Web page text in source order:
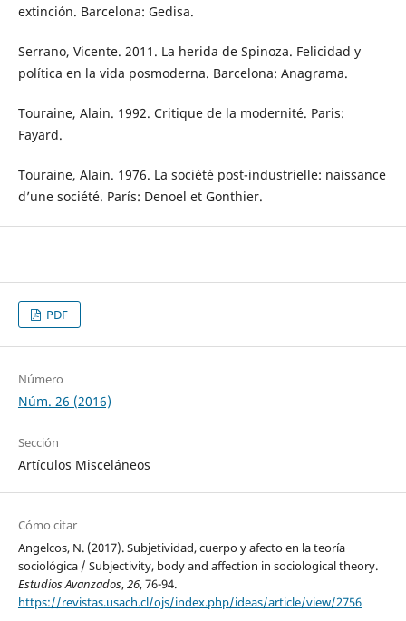
extinción. Barcelona: Gedisa.
Serrano, Vicente. 2011. La herida de Spinoza. Felicidad y
política en la vida posmoderna. Barcelona: Anagrama.
Touraine, Alain. 1992. Critique de la modernité. Paris:
Fayard.
Touraine, Alain. 1976. La société post-industrielle: naissance
d’une société. París: Denoel et Gonthier.
PDF
Número
Núm. 26 (2016)
Sección
Artículos Misceláneos
Cómo citar
Angelcos, N. (2017). Subjetividad, cuerpo y afecto en la teoría
sociológica / Subjectivity, body and affection in sociological theory.
Estudios Avanzados,26, 76-94.
https://revistas.usach.cl/ojs/index.php/ideas/article/view/2756